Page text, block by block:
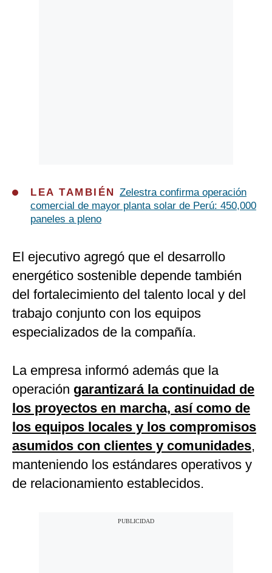
LEA TAMBIÉN Zelestra confirma operación
comercial de mayor planta solar de Perú: 450,000
paneles a pleno
El ejecutivo agregó que el desarrollo
energético sostenible depende también
del fortalecimiento del talento local y del
trabajo conjunto con los equipos
especializados de la compañía.
La empresa informó además que la
operación garantizará la continuidad de
los proyectos en marcha, así como de
los equipos locales y los compromisos
asumidos con clientes y comunidades,
manteniendo los estándares operativos y
de relacionamiento establecidos.